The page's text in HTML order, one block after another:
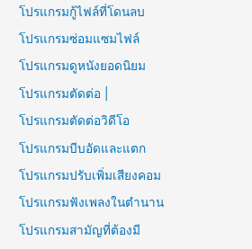
โปรแกรมกู้ไฟล์ที่โดนลบ
โปรแกรมซ่อมแซมไฟล์
โปรแกรมดูหนังยอดนิยม
โปรแกรมตัดต่อ |
โปรแกรมตัดต่อวิดีโอ
โปรแกรมบีบอัดและแตก
โปรแกรมปรับเพิ่มเสียงคอม
โปรแกรมฟังเพลงในตำนาน
โปรแกรมสามัญที่ต้องมี